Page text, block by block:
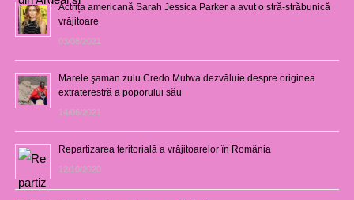
Actrița americană Sarah Jessica Parker a avut o stră-străbunică
vrăjitoare
03/08/2021
Marele şaman zulu Credo Mutwa dezvăluie despre originea
extraterestră a poporului său
14/06/2021
Repartizarea teritorială a vrăjitoarelor în România
12/10/2020